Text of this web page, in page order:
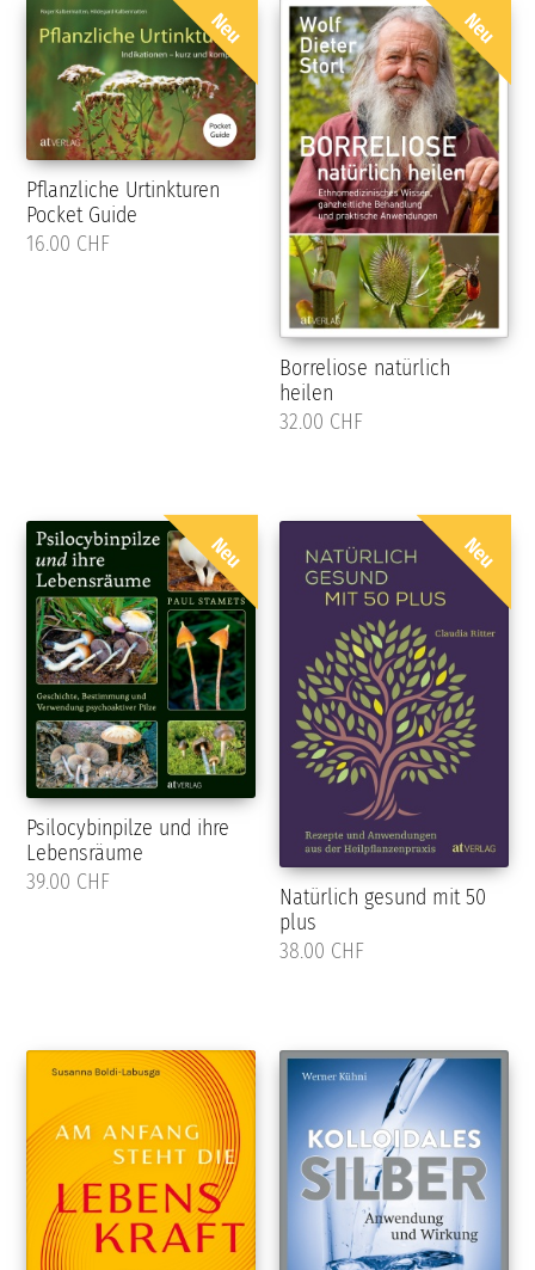
Neu
Pflanzliche Urtinkturen
Pocket Guide
16.00 CHF
Neu
Borreliose natürlich
heilen
32.00 CHF
Neu
Psilocybinpilze und ihre
Lebensräume
39.00 CHF
Neu
Natürlich gesund mit 50
plus
38.00 CHF